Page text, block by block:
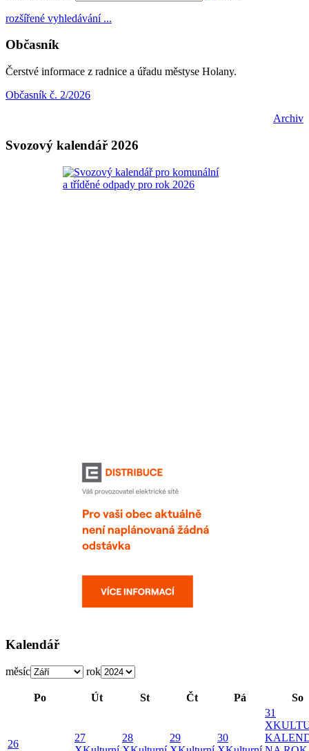
rozšířené vyhledávání ...
Občasník
Čerstvé informace z radnice a úřadu městyse Holany.
Občasník č. 2/2026
Archiv
Svozový kalendář 2026
Kalendář
měsíc rok
Po Út St Čt Pá So
26
27
28
29
30
31
X